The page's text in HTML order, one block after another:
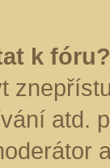
k fóru?
atd.